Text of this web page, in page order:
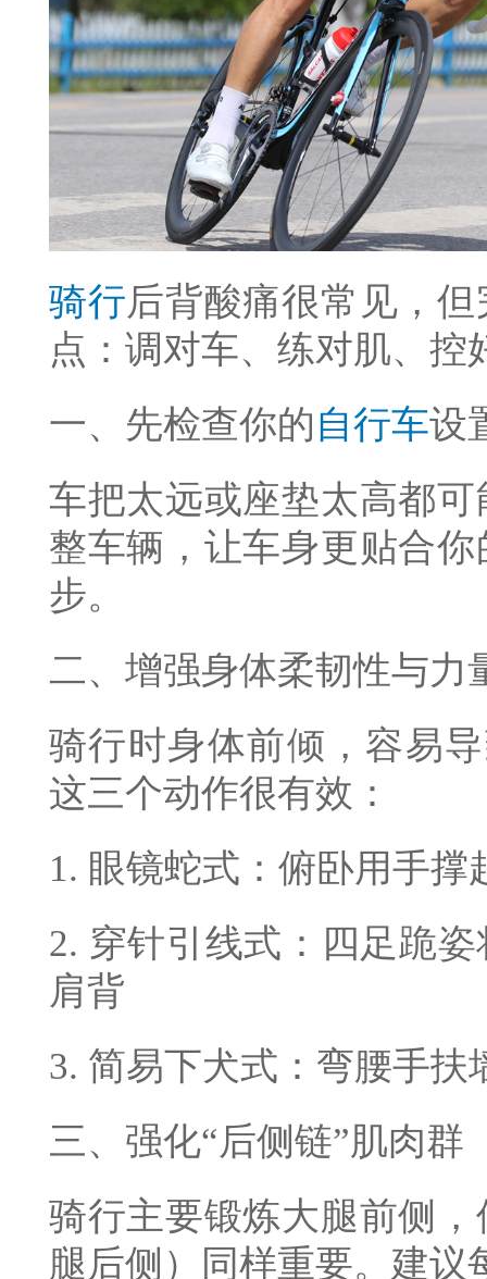
骑行后背酸痛很常见，
点：调对车、练对肌、控
一、先检查你的自行车设
车把太远或座垫太高都
整车辆，让车身更贴合
步。
二、增强身体柔韧性与力
骑行时身体前倾，容易
这三个动作很有效：
1. 眼镜蛇式：俯卧用手撑
2. 穿针引线式：四足跪
肩背
3. 简易下犬式：弯腰手扶
三、强化“后侧链”肌肉群
骑行主要锻炼大腿前侧
腿后侧）同样重要。建议